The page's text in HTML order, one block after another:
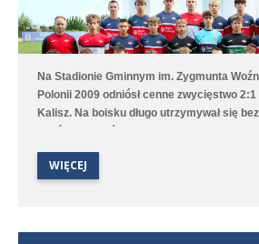
Na Stadionie Gminnym im. Zygmunta
Polonii 2009 odniósł cenne zwycięstwo
Kalisz. Na boisku długo utrzymywał się
choć to Poloniści byli stroną dominującą.
taktyczny przed polem karnym i przewaga
wzrosła aż w 76. minucie gola na 1:0
WIĘCEJ